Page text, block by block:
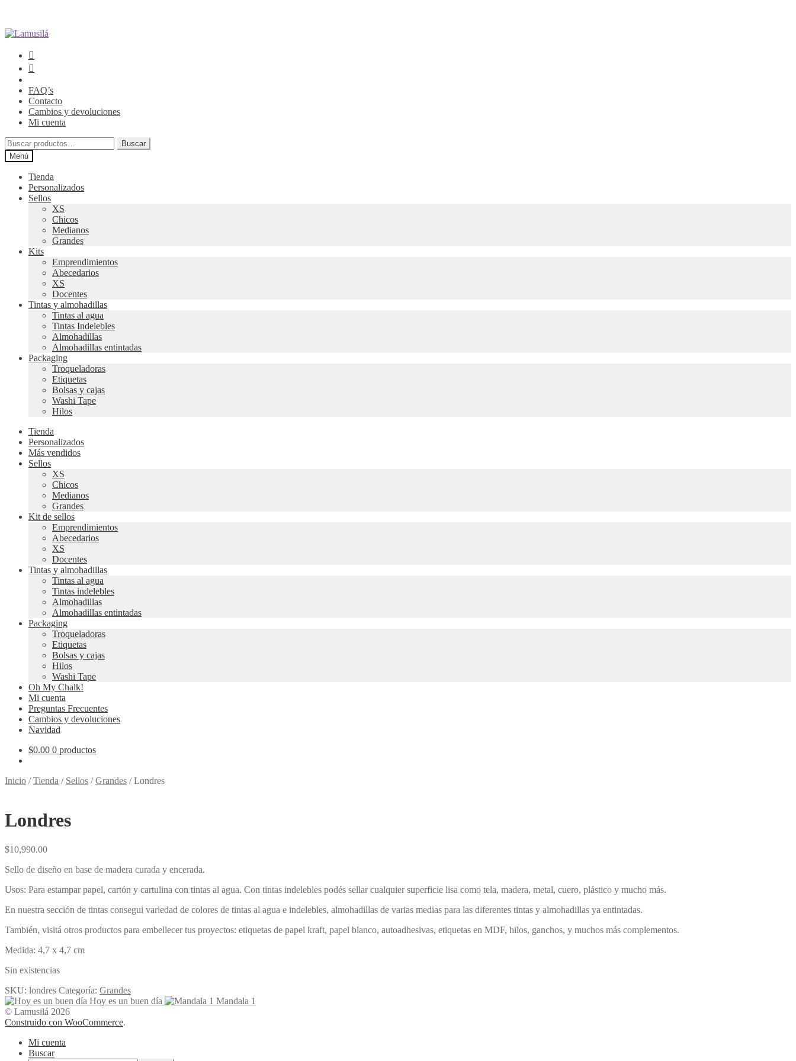
Ir
navegación
Ir
contenido
FAQ’s
Contacto
Cambios y devoluciones
Mi cuenta
Buscar
por:
Buscar
Menú
Tienda
Personalizados
Sellos
XS
Chicos
Medianos
Grandes
Kits
Emprendimientos
Abecedarios
XS
Docentes
Tintas y almohadillas
Tintas al agua
Tintas Indelebles
Almohadillas
Almohadillas entintadas
Packaging
Troqueladoras
Etiquetas
Bolsas y cajas
Washi Tape
Hilos
Tienda
Personalizados
Más vendidos
Sellos
XS
Chicos
Medianos
Grandes
Kit de sellos
Emprendimientos
Abecedarios
XS
Docentes
Tintas y almohadillas
Tintas al agua
Tintas indelebles
Almohadillas
Almohadillas entintadas
Packaging
Troqueladoras
Etiquetas
Bolsas y cajas
Hilos
Washi Tape
Oh My Chalk!
Mi cuenta
Preguntas Frecuentes
Cambios y devoluciones
Navidad
$0.00 0 productos
Inicio /Tienda / Sellos /Grandes /Londres
Londres
$10,990.00
Sello de diseño en base de madera curada y encerada.
Usos: Para estampar papel, cartón y cartulina con tintas al agua. Con tintas indelebles podés sellar cualquier superficie lisa como tela, madera, metal, cuero, plástico y mucho más.
En nuestra sección de tintas consegui variedad de colores de tintas al agua e indelebles, almohadillas de varias medias para las diferentes tintas y almohadillas ya entintadas.
También, visitá otros productos para embellecer tus proyectos: etiquetas de papel kraft, papel blanco, autoadhesivas, etiquetas en MDF, hilos, ganchos, y muchos más complementos.
Medida: 4,7 x 4,7 cm
Sin existencias
SKU: londres Categoría: Grandes
Hoy es un buen día
Mandala 1
© Lamusilá 2026
Construido con WooCommerce.
Mi cuenta
Buscar